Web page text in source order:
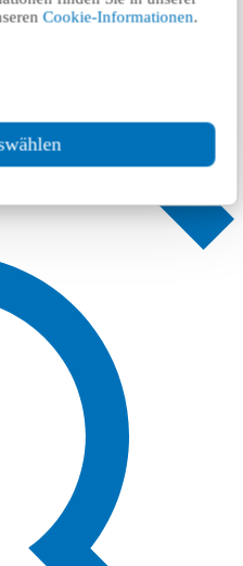
Cookie-Informationen.